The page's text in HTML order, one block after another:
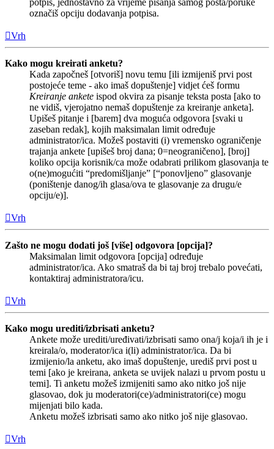
označiš opciju dodavanja potpisa.
Vrh
Kako mogu kreirati anketu?
Kada započneš [otvoriš] novu temu [ili izmijeniš prvi post
postojeće teme - ako imaš dopuštenje] vidjet ćeš formu
Kreiranje ankete ispod okvira za pisanje teksta posta [ako to
ne vidiš, vjerojatno nemaš dopuštenje za kreiranje anketa].
Upišeš pitanje i [barem] dva moguća odgovora [svaki u
zaseban redak], kojih maksimalan limit određuje
administrator/ica. Možeš postaviti (i) vremensko ograničenje
trajanja ankete [upišeš broj dana; 0=neograničeno], [broj]
koliko opcija korisnik/ca može odabrati prilikom glasovanja te
o(ne)mogućiti “predomišljanje” [“ponovljeno” glasovanje
(poništenje danog/ih glasa/ova te glasovanje za drugu/e
opciju/e)].
Vrh
Zašto ne mogu dodati još [više] odgovora [opcija]?
Maksimalan limit odgovora [opcija] određuje
administrator/ica. Ako smatraš da bi taj broj trebalo povećati,
kontaktiraj administratora/icu.
Vrh
Kako mogu urediti/izbrisati anketu?
Ankete može urediti/uređivati/izbrisati samo ona/j koja/i ih je i
kreirala/o, moderator/ica i(li) administrator/ica. Da bi
izmijenio/la anketu, ako imaš dopuštenje, urediš prvi post u
temi [ako je kreirana, anketa se uvijek nalazi u prvom postu u
temi]. Ti anketu možeš izmijeniti samo ako nitko još nije
glasovao, dok ju moderatori(ce)/administratori(ce) mogu
mijenjati bilo kada.
Anketu možeš izbrisati samo ako nitko još nije glasovao.
Vrh